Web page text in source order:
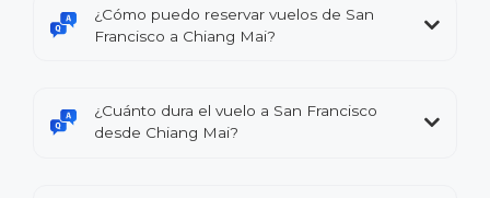
¿Cómo puedo reservar vuelos de San
Francisco a Chiang Mai?
¿Cuánto dura el vuelo a San Francisco
desde Chiang Mai?